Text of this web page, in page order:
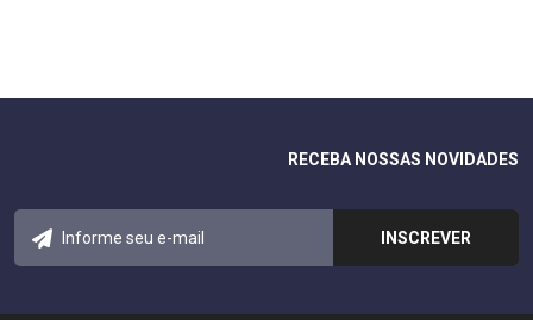
RECEBA NOSSAS NOVIDADES